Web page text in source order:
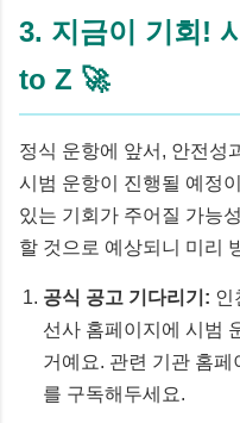
3. 지금이 기회!
to Z 🚀
정식 운항에 앞서, 안전성
시범 운항이 진행될 예정
있는 기회가 주어질 가능
할 것으로 예상되니 미리
공식 공고 기다리기: 인
선사 홈페이지에 시범
거예요. 관련 기관 홈
를 구독해두세요.